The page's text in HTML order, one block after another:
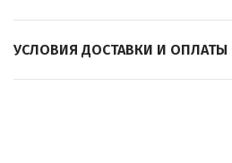
УСЛОВИЯ ДОСТАВКИ И ОПЛАТЫ